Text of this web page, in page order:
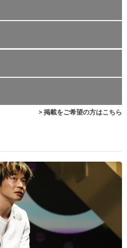
> 掲載をご希望の方はこちら